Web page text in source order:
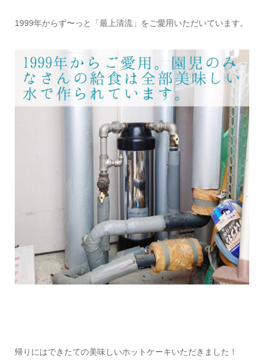
1999年からず〜っと「最上清流」をご愛用いただいています。
帰りにはできたての美味しいホットケーキいただきました！